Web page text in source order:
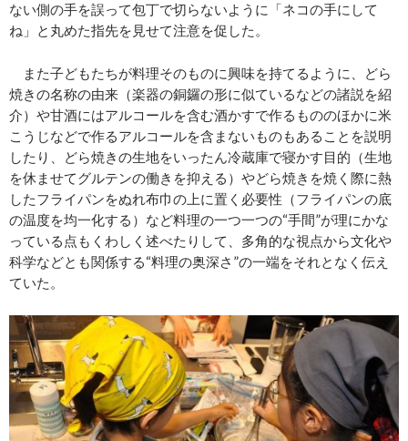
ない側の手を誤って包丁で切らないように「ネコの手にして
ね」と丸めた指先を見せて注意を促した。
また子どもたちが料理そのものに興味を持てるように、どら
焼きの名称の由来（楽器の銅鑼の形に似ているなどの諸説を紹
介）や甘酒にはアルコールを含む酒かすで作るもののほかに米
こうじなどで作るアルコールを含まないものもあることを説明
したり、どら焼きの生地をいったん冷蔵庫で寝かす目的（生地
を休ませてグルテンの働きを抑える）やどら焼きを焼く際に熱
したフライパンをぬれ布巾の上に置く必要性（フライパンの底
の温度を均一化する）など料理の一つ一つの“手間”が理にかな
っている点もくわしく述べたりして、多角的な視点から文化や
科学などとも関係する“料理の奥深さ”の一端をそれとなく伝え
ていた。